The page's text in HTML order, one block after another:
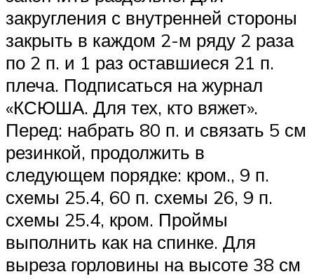
закругления с внутренней стороны
закрыть в каждом 2-м ряду 2 раза
по 2 п. и 1 раз оставшиеся 21 п.
плеча. Подписаться на журнал
«КСЮША. Для тех, кто вяжет».
Перед: набрать 80 п. и связать 5 см
резинкой, продолжить в
следующем порядке: кром., 9 п.
схемы 25.4, 60 п. схемы 26, 9 п.
схемы 25.4, кром. Проймы
выполнить как на спинке. Для
выреза горловины на высоте 38 см